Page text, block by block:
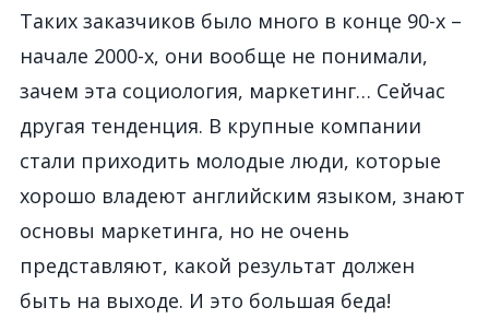
Таких заказчиков было много в конце 90-х –
начале 2000-х, они вообще не понимали,
зачем эта социология, маркетинг… Сейчас
другая тенденция. В крупные компании
стали приходить молодые люди, которые
хорошо владеют английским языком, знают
основы маркетинга, но не очень
представляют, какой результат должен
быть на выходе. И это большая беда!